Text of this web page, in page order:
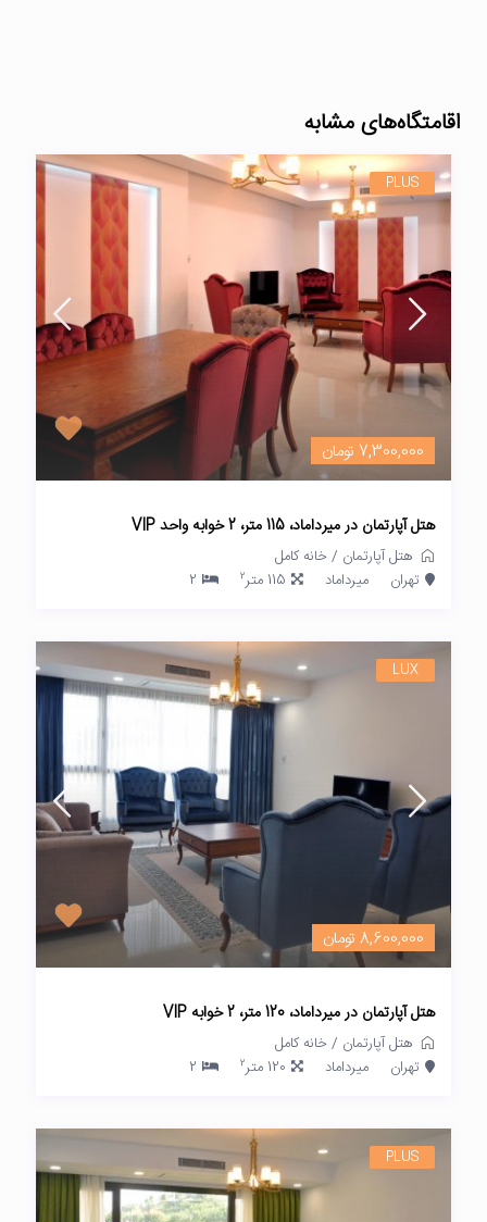
اقامتگاه‌های مشابه
7,300,000 تومان
PLUS
هتل آپارتمان در میرداماد، 115 متر، 2 خوابه واحد VIP
هتل آپارتمان /خانه کامل
تهران
میرداماد 115 متر 2
2
8,600,000 تومان
LUX
هتل آپارتمان در میرداماد، 120 متر، 2 خوابه VIP
هتل آپارتمان /خانه کامل
تهران
میرداماد 120 متر 2
2
PLUS